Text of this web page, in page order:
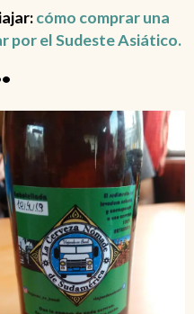
cómo comprar una
por el Sudeste Asiático.